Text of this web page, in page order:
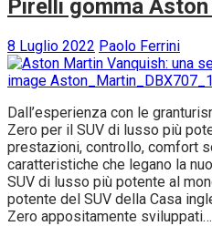
Pirelli gomma
8 Luglio 2022 Paolo Ferrini
Dall’esperienza con le
Zero per il SUV di lusso più
prestazioni, controllo, comfort
caratteristiche che legano la
SUV di lusso più potente al
potente del SUV della Casa
Zero appositamente sviluppati…